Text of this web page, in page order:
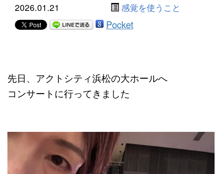
2026.01.21 感覚を使うこと
Pocket
先日、アクトシティ浜松の大ホールへ
コンサートに行ってきました